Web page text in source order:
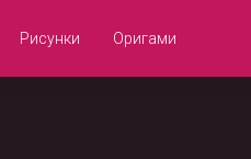
Рисунки Оригами